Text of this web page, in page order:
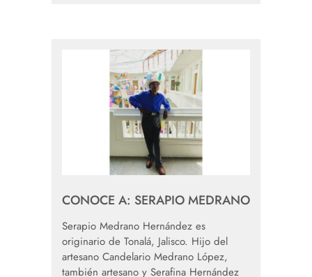
CONOCE A: SERAPIO MEDRANO
Serapio Medrano Hernández es
originario de Tonalá, Jalisco. Hijo del
artesano Candelario Medrano López,
también artesano y Serafina Hernández